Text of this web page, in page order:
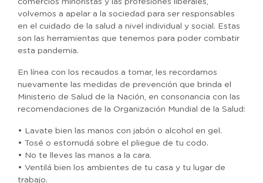
comercios minoristas y las profesiones liberales,
volvemos a apelar a la sociedad para ser responsables
en el cuidado de la salud a nivel individual y social. Estas
son las herramientas que tenemos para poder combatir
esta pandemia.
En línea con los recaudos a tomar, les recordamos
nuevamente las medidas de prevención que brinda el
Ministerio de Salud de la Nación, en consonancia con las
recomendaciones de la Organización Mundial de la Salud:
• Lavate bien las manos con jabón o alcohol en gel.
• Tosé o estornudá sobre el pliegue de tu codo.
• No te lleves las manos a la cara.
• Ventilá bien los ambientes de tu casa y tu lugar de
trabajo.